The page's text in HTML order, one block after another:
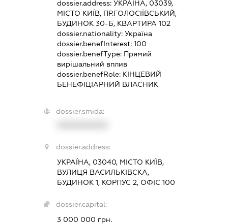
dossier.address: УКРАЇНА, 03039,
МІСТО КИЇВ, ПР.ГОЛОСІЇВСЬКИЙ,
БУДИНОК 30-Б, КВАРТИРА 102
dossier.nationality: Україна
dossier.benefInterest: 100
dossier.benefType: Прямий
вирішальний вплив
dossier.benefRole: КІНЦЕВИЙ
БЕНЕФІЦІАРНИЙ ВЛАСНИК
dossier.smida:
dossier.address:
УКРАЇНА, 03040, МІСТО КИЇВ,
ВУЛИЦЯ ВАСИЛЬКІВСКА,
БУДИНОК 1, КОРПУС 2, ОФІС 100
dossier.capital:
3 000 000 грн.